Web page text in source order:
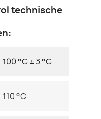
technische
100 °C ± 3 °C
110 °C